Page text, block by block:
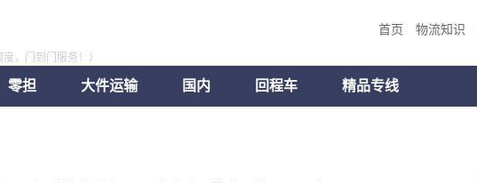
首页 物流知识
，门到门服务！）
零担 大件运输 国内 回程车 精品专线